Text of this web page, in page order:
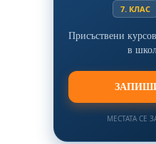
7. КЛАС
Присъствени
в
МЕСТАТА СЕ